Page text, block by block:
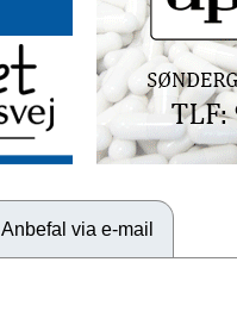
Anbefal via e-mail